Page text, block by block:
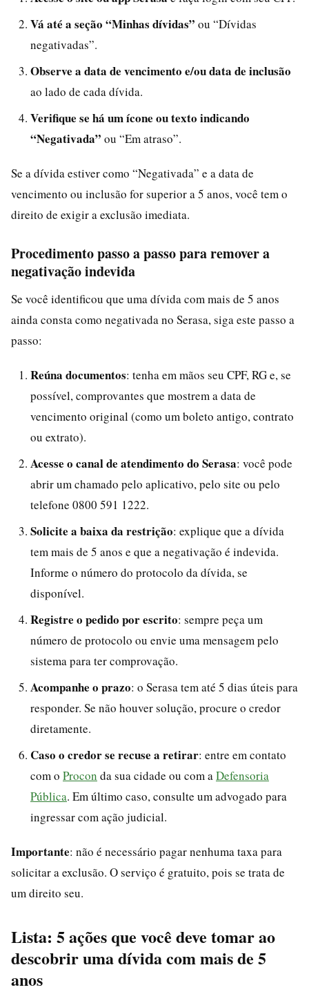
Vá até a seção “Minhas dívidas” ou “Dívidas
negativadas”.
Observe a data de vencimento e/ou data de inclusão
ao lado de cada dívida.
Verifique se há um ícone ou texto indicando
“Negativada” ou “Em atraso”.
Se a dívida estiver como “Negativada” e a data de
vencimento ou inclusão for superior a 5 anos, você tem o
direito de exigir a exclusão imediata.
Procedimento passo a passo para remover a
negativação indevida
Se você identificou que uma dívida com mais de 5 anos
ainda consta como negativada no Serasa, siga este passo a
passo:
Reúna documentos: tenha em mãos seu CPF, RG e, se
possível, comprovantes que mostrem a data de
vencimento original (como um boleto antigo, contrato
ou extrato).
Acesse o canal de atendimento do Serasa: você pode
abrir um chamado pelo aplicativo, pelo site ou pelo
telefone 0800 591 1222.
Solicite a baixa da restrição: explique que a dívida
tem mais de 5 anos e que a negativação é indevida.
Informe o número do protocolo da dívida, se
disponível.
Registre o pedido por escrito: sempre peça um
número de protocolo ou envie uma mensagem pelo
sistema para ter comprovação.
Acompanhe o prazo: o Serasa tem até 5 dias úteis para
responder. Se não houver solução, procure o credor
diretamente.
Caso o credor se recuse a retirar: entre em contato
com o Procon da sua cidade ou com a Defensoria
Pública. Em último caso, consulte um advogado para
ingressar com ação judicial.
Importante: não é necessário pagar nenhuma taxa para
solicitar a exclusão. O serviço é gratuito, pois se trata de
um direito seu.
Lista: 5 ações que você deve tomar ao
descobrir uma dívida com mais de 5
anos